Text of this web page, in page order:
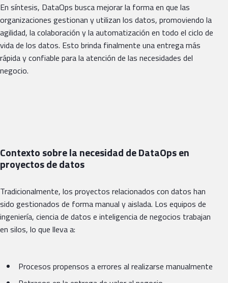
En síntesis, DataOps busca mejorar la forma en que las
organizaciones gestionan y utilizan los datos, promoviendo la
agilidad, la colaboración y la automatización en todo el ciclo de
vida de los datos. Esto brinda finalmente una entrega más
rápida y confiable para la atención de las necesidades del
negocio.
Contexto sobre la necesidad de DataOps en
proyectos de datos
Tradicionalmente, los proyectos relacionados con datos han
sido gestionados de forma manual y aislada. Los equipos de
ingeniería, ciencia de datos e inteligencia de negocios trabajan
en silos, lo que lleva a:
Procesos propensos a errores al realizarse manualmente